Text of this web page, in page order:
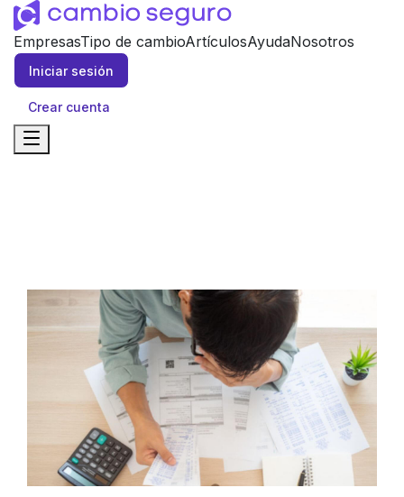
EmpresasTipo de cambioArtículosAyudaNosotros
Iniciar sesión
Crear cuenta